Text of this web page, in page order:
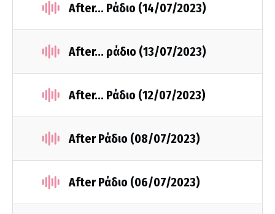
After... Ράδιο (14/07/2023)
After... ράδιο (13/07/2023)
After... Ράδιο (12/07/2023)
After Ράδιο (08/07/2023)
After Ράδιο (06/07/2023)